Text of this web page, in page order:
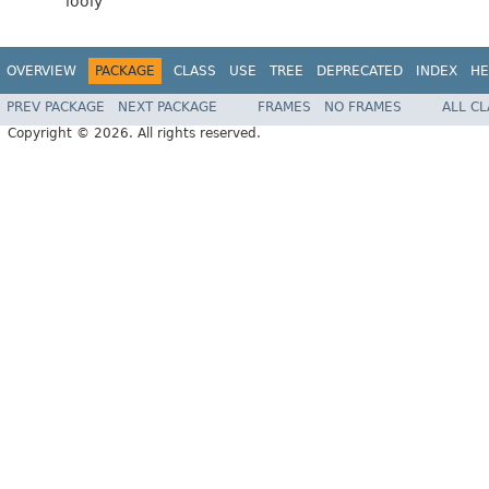
OVERVIEW PACKAGE CLASS USE TREE DEPRECATED INDEX
PREV PACKAGE NEXT PACKAGE FRAMES NO FRAMES
ALL
Copyright © 2026. All rights reserved.